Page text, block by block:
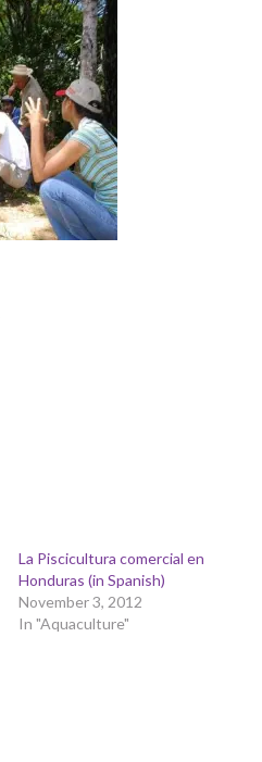
La Piscicultura comercial en
Honduras (in Spanish)
November 3, 2012
In "Aquaculture"